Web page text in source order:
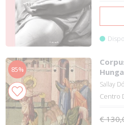
85%
Sallay
Centro
€